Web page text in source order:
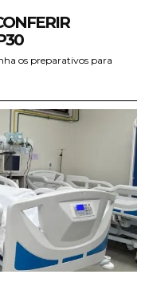
os preparativos para